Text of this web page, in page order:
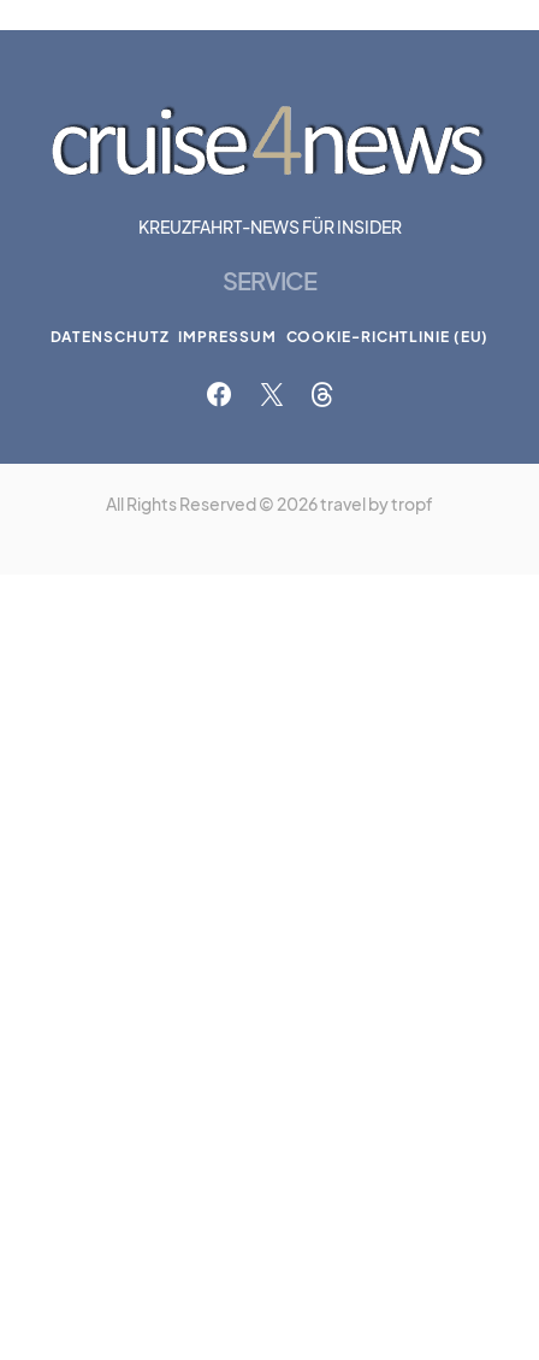
KREUZFAHRT-NEWS FÜR INSIDER
SERVICE
DATENSCHUTZ IMPRESSUM COOKIE-RICHTLINIE (EU)
All Rights Reserved © 2026 travel by tropf